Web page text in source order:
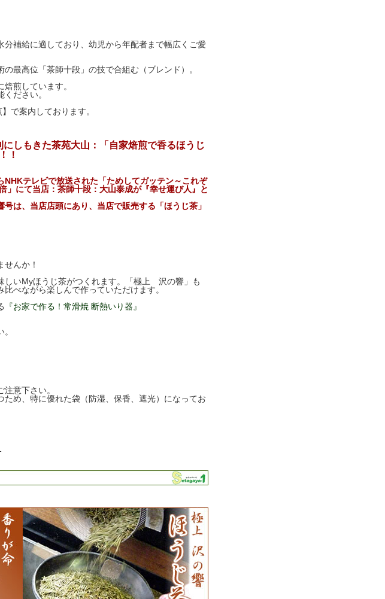
補給に適しており、幼児から年配者まで幅広くご愛
の最高位「茶師十段」の技で合組む（ブレンド）。
焙煎しています。
ださい。
で案内しております。
しもきた茶苑大山：「自家焙煎で香るほうじ
！
テレビで放送された「ためしてガッテン～これぞ
」にて当店：茶師十段：大山泰成が『幸せ運び人』と
は、当店店頭にあり、当店で販売する「ほうじ茶」
んか！
しいMyほうじ茶がつくれます。「極上 沢の響」も
べながら楽しんで作っていただけます。
『お家で作る！常滑焼 断熱いり器』
意下さい。
め、特に優れた袋（防湿、保香、遮光）になってお